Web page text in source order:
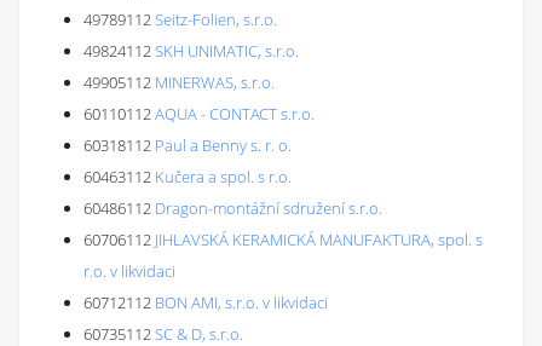
49789112Seitz-Folien, s.r.o.
49824112SKH UNIMATIC, s.r.o.
49905112 MINERWAS, s.r.o.
60110112AQUA - CONTACT s.r.o.
60318112 Paul a Benny s. r. o.
60463112 Kučera a spol. s r.o.
60486112 Dragon-montážní sdružení s.r.o.
60706112 JIHLAVSKÁ KERAMICKÁ MANUFAKTURA, spol. s
r.o. v likvidaci
60712112 BON AMI, s.r.o. v likvidaci
60735112SC & D, s.r.o.